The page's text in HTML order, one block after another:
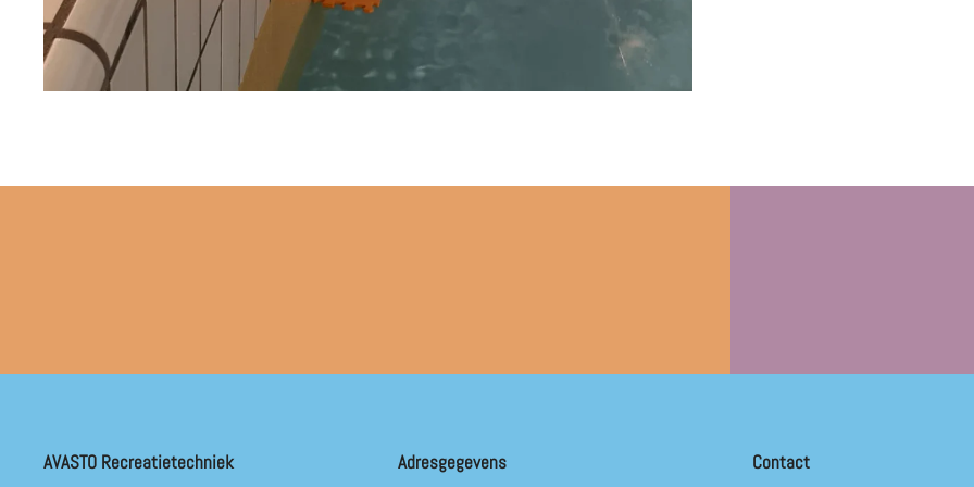
AVASTO Recreatietechniek Adresgegevens Contact